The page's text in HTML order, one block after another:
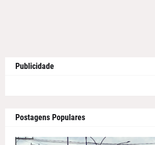
Publicidade
Postagens Populares